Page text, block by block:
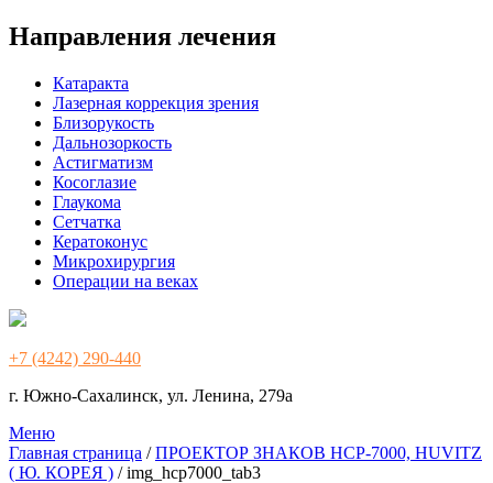
Направления лечения
Катаракта
Лазерная коррекция зрения
Близорукость
Дальнозоркость
Астигматизм
Косоглазие
Глаукома
Сетчатка
Кератоконус
Микрохирургия
Операции на веках
+7 (4242) 290-440
г. Южно-Сахалинск, ул. Ленина, 279а
Меню
Главная страница /ПРОЕКТОР ЗНАКОВ HСР-7000, HUVITZ
( Ю. КОРЕЯ ) /img_hcp7000_tab3